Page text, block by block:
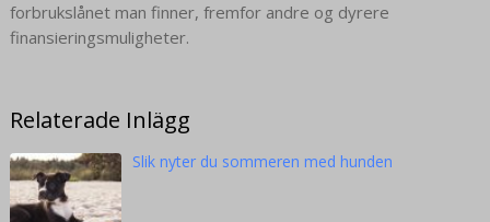
forbrukslånet man finner, fremfor andre og dyrere
finansieringsmuligheter.
Relaterade Inlägg
Slik nyter du sommeren med hunden